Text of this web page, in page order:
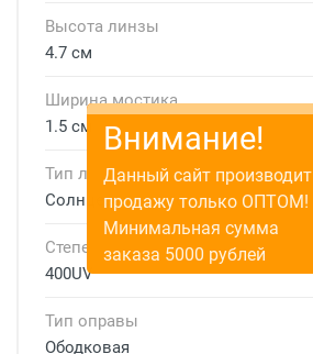
Высота линзы
4.7 см
Ширина мостика
1.5 см
Тип линзы
Солнцезащитные
Степень защиты
400UV
Тип оправы
Ободковая
Внимание!
Данный сайт производит
продажу только ОПТОМ!
Минимальная сумма
заказа 5000 рублей